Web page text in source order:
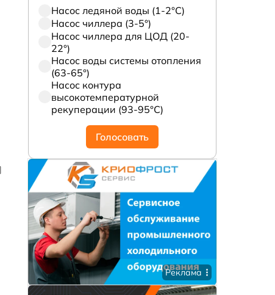
Насос ледяной воды (1-2°С)
Насос чиллера (3-5°)
Насос чиллера для ЦОД (20-
22°)
Насос воды системы отопления
(63-65°)
Насос контура
высокотемпературной
рекуперации (93-95°С)
Голосовать
Реклама